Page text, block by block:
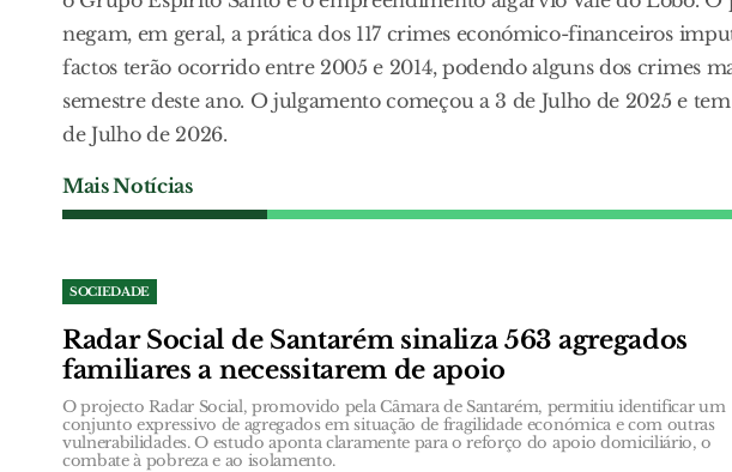
negam, em geral, a prática dos 117 crimes económico-financeiros
factos terão ocorrido entre 2005 e 2014, podendo alguns dos crimes
semestre deste ano. O julgamento começou a 3 de Julho de 2025 e tem
de Julho de 2026.
Mais Notícias
SOCIEDADE
Radar Social de Santarém sinaliza 563 agregados
familiares a necessitarem de apoio
O projecto Radar Social, promovido pela Câmara de Santarém, permitiu identificar um
conjunto expressivo de agregados em situação de fragilidade económica e com outras
vulnerabilidades. O estudo aponta claramente para o reforço do apoio domiciliário, o
combate à pobreza e ao isolamento.